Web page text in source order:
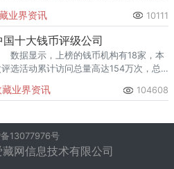
也有一些炒作行为，这一点大家需要注
业界资讯 10111
国十大钱币评级公司
据显示，上榜的钱币机构有18家，本
评选活动累计访问总量高达154万次，总
高，受到了业内人士的一致好评。
藏业界资讯 104608
13077976号
网信息技术有限公司